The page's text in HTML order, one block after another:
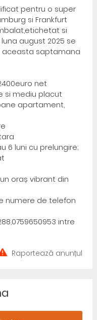
pentru o super
si Frankfurt
si
august 2025 se
aceasta saptamana
net
si mediu placut
apartament,
6 luni cu prelungire;
oraș vibrant din
numere de telefon
intre
Raportează anunțul